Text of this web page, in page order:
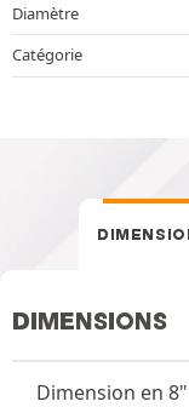
Diamètre
Catégorie
DIMENSIONS
Dimension en